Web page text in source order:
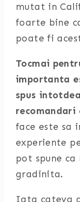
mutat in
foarte bine
poate fi
Tocmai
importanta
spus
face este sa
experiente
pot spune
gradinita.
Iata cateva